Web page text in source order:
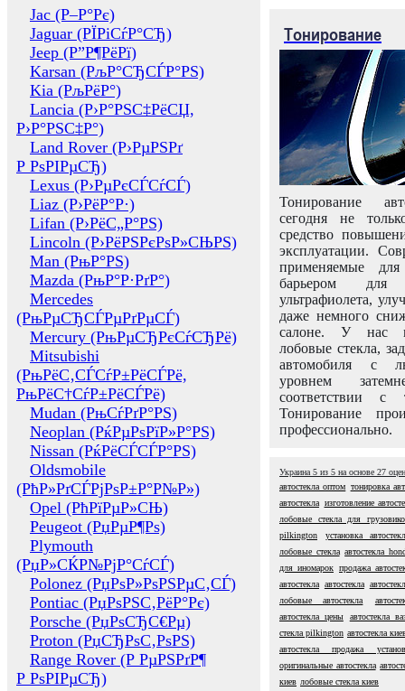
Jac (Р–Р°Рє)
Jaguar (РЇРіСѓР°СЂ)
Jeep (Р”Р¶РёРї)
Karsan (РљР°СЂСЃР°РЅ)
Kia (РљРёР°)
Lancia (Р›Р°РЅС‡РёСЏ,
Р›Р°РЅС‡Р°)
Land Rover (Р›РµРЅРґ
Р РѕРІРµСЂ)
Lexus (Р›РµРєСЃСѓСЃ)
Liaz (Р›РёР°Р·)
Lifan (Р›РёС„Р°РЅ)
Lincoln (Р›РёРЅРєРѕР»СЊРЅ)
Man (РњР°РЅ)
Mazda (РњР°Р·РґР°)
Mercedes
(РњРµСЂСЃРµРґРµСЃ)
Mercury (РњРµСЂРєСѓСЂРё)
Mitsubishi
(РњРёС‚СЃСѓР±РёСЃРё,
РњРёС†СѓР±РёСЃРё)
Mudan (РњСѓРґР°РЅ)
Neoplan (РќРµРѕРїР»Р°РЅ)
Nissan (РќРёСЃСЃР°РЅ)
Oldsmobile
(РћР»РґСЃРјРѕР±Р°Р№Р»)
Opel (РћРїРµР»СЊ)
Peugeot (РџРµР¶Рѕ)
Plymouth
(РџР»СЌР№РјР°СѓСЃ)
Polonez (РџРѕР»РѕРЅРµС‚СЃ)
Pontiac (РџРѕРЅС‚РёР°Рє)
Porsche (РџРѕСЂС€Рµ)
Proton (РџСЂРѕС‚РѕРЅ)
Range Rover (Р РµРЅРґР¶
Р РѕРІРµСЂ)
Тонирование
Тонирование
сегодня не
средство
эксплуатации.
применяемые
барьером для
ультрафиолета,
даже немного
салоне. У нас
лобовые стекла,
автомобиля с
уровнем
соответствии с
Тонирование
профессионально.
Украина 5 из 5 на основе 27
автостекла оптом тонировка
автостекла изготовление
лобовые стекла для
pilkington
установка
лобовые стекла автостекла
для иномарок продажа
автостекла автостекла
лобовые автостекла
автостекла цены
автостекла
стекла pilkington автостекла
автостекла продажа
оригинальные автостекла
киев лобовые стекла киев